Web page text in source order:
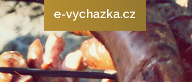
e-vychazka.cz